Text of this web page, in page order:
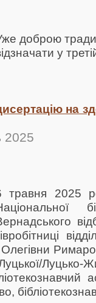
доброю
у
на
2025
травня 2025
Луцько-